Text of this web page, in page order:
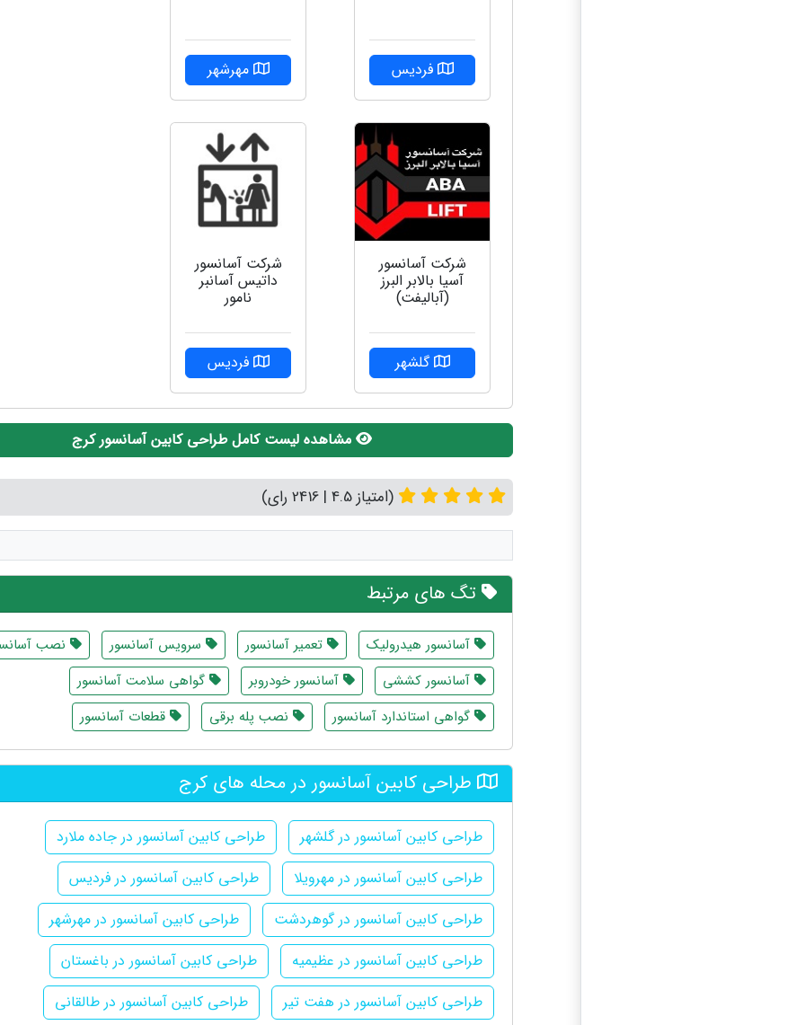
فردیس مهرشهر
شرکت آسانسور
آسیا بالابر البرز
(آبالیفت)
گلشهر
شرکت آسانسور
داتیس آسانبر
نامور
فردیس
مشاهده لیست کامل طراحی کابین آسانسور کرج
(امتیاز 4.5 | 2416 رای)
تگ های مرتبط
آسانسور هیدرولیک تعمیر آسانسور سرویس آسانسور
نصب
آسانسور کششی
آسانسور خودروبر
گواهی سلامت آسانسور
گواهی استاندارد آسانسور
نصب پله برقی قطعات آسانسور
طراحی کابین آسانسور در محله های کرج
طراحی کابین آسانسور در گلشهر
طراحی کابین آسانسور در جاده ملارد
طراحی کابین آسانسور در مهرویلا
طراحی کابین آسانسور در فردیس
طراحی کابین آسانسور در گوهردشت
طراحی کابین آسانسور در مهرشهر
طراحی کابین آسانسور در عظیمیه
طراحی کابین آسانسور در باغستان
طراحی کابین آسانسور در هفت تیر
طراحی کابین آسانسور در طالقانی